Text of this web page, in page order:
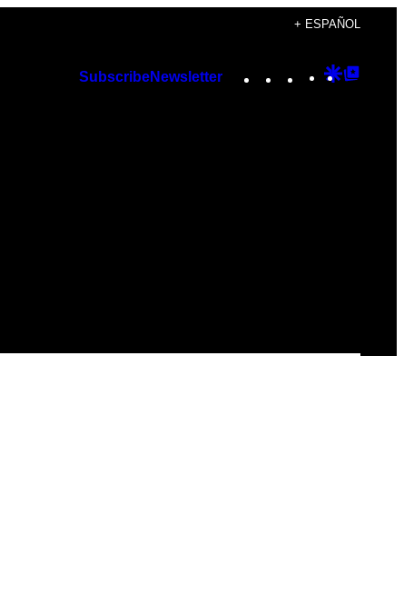
+ ESPAÑOL
SubscribeNewsletter Instagram
TikTok
YouTube
Google